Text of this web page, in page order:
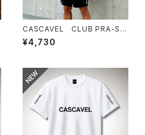
CASCAVEL CLUB PRA-SHI
RT シルバーグレー
¥4,730